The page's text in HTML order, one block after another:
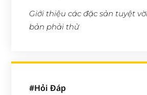
Giới thiệu các đặc sản tuyệt
bản phải thử
#Hỏi Đáp